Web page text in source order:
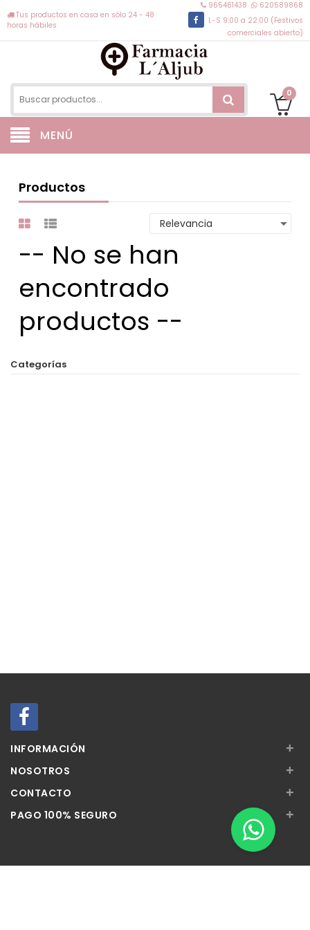
Tus productos en casa en sólo 24 - 48
horas hábiles
965461438
620589868
L-S 9:00 a 22:00 (Festivos
comerciales abierto)
0
MENÚ
Productos
-- No se han
encontrado
productos --
Categorías
INFORMACIÓN +
NOSOTROS +
CONTACTO +
PAGO 100% SEGURO +